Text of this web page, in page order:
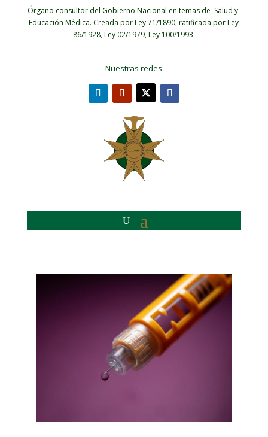
Órgano consultor del Gobierno Nacional en temas de Salud y
Educación Médica. Creada por Ley 71/1890, ratificada por Ley
86/1928, Ley 02/1979, Ley 100/1993.
Nuestras redes